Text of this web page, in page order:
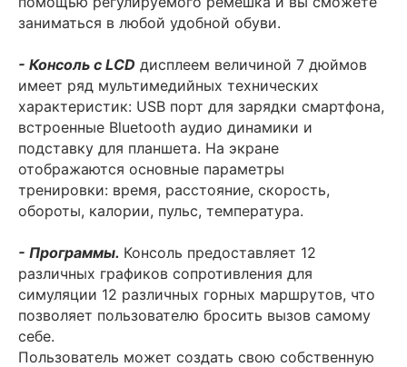
заниматься в любой удобной обуви.
- Консоль с LCD дисплеем величиной 7 дюймов
имеет ряд мультимедийных технических
характеристик: USB порт для зарядки смартфона,
встроенные Bluetooth аудио динамики и
подставку для планшета. На экране
отображаются основные параметры
тренировки: время, расстояние, скорость,
обороты, калории, пульс, температура.
- Программы. Консоль предоставляет 12
различных графиков сопротивления для
симуляции 12 различных горных маршрутов, что
позволяет пользователю бросить вызов самому
себе.
Пользователь может создать свою собственную